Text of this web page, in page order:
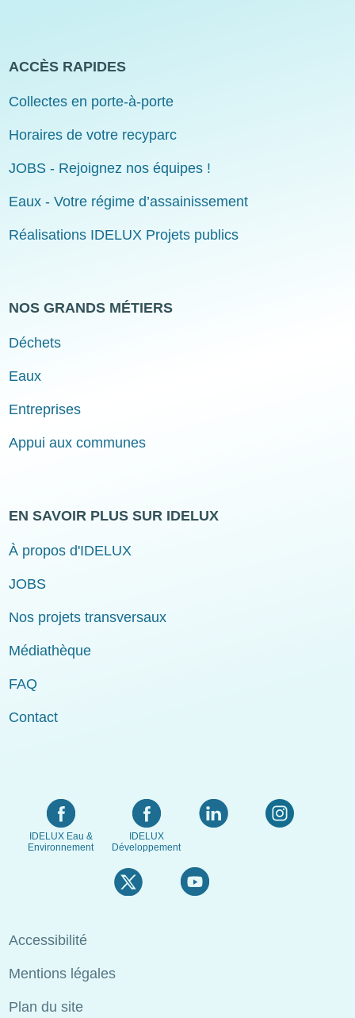
ACCÈS RAPIDES
Collectes en porte-à-porte
Horaires de votre recyparc
JOBS - Rejoignez nos équipes !
Eaux - Votre régime d’assainissement
Réalisations IDELUX Projets publics
NOS GRANDS MÉTIERS
Déchets
Eaux
Entreprises
Appui aux communes
EN SAVOIR PLUS SUR IDELUX
À propos d'IDELUX
JOBS
Nos projets transversaux
Médiathèque
FAQ
Contact
IDELUX Eau &
Environnement
IDELUX
Développement
Menu
Pied
de
page
Accessibilité
Mentions légales
Plan du site